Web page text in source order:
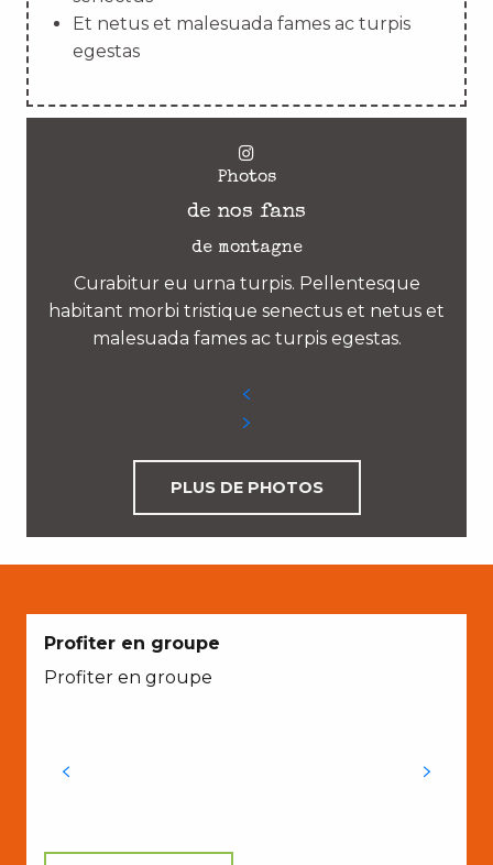
Et netus et malesuada fames ac turpis
egestas
Photos
de nos fans
de montagne
Curabitur eu urna turpis. Pellentesque
habitant morbi tristique senectus et netus et
malesuada fames ac turpis egestas.
PLUS DE PHOTOS
Profiter en groupe
Profiter en groupe